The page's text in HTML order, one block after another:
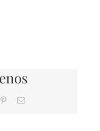
PinterestCorreo